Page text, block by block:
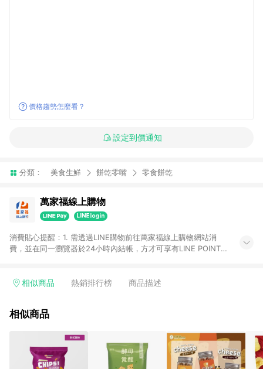
價格趨勢怎麼看？
設定到價通知
分類： 美食生鮮 餅乾零嘴 零食餅乾
萬家福線上購物
消費貼心提醒：1. 需透過LINE購物前往萬家福線上購物網站消
費，並在同一瀏覽器於24小時內結帳，方才可享有LINE POINTS
4. 不具回饋資格種類商品：電子禮券。 5. 回饋點數計算將排除訂
錄，相關問題請於保留時間內聯絡客服中心，並由康達盛通生活
提供簡單、快速、輕鬆的購物流程及體驗，將不定期推出精選、
話題性或期間限定商品來滿足您的喜好。
相似商品 熱銷排行榜 商品描述
相似商品